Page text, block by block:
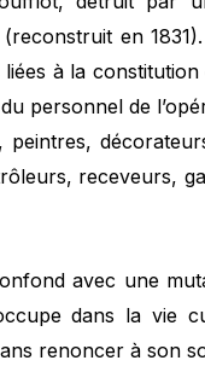
en
à la
personnel de
receveurs,
avec une
dans la vie
renoncer à son